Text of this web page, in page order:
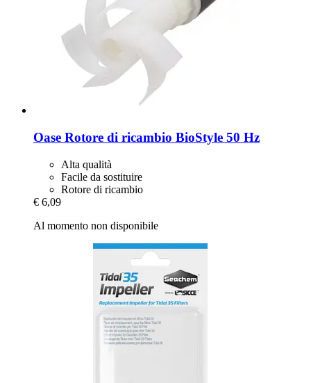
Oase Rotore di ricambio BioStyle 50 Hz
Alta qualità
Facile da sostituire
Rotore di ricambio
€ 6,09
Al momento non disponibile